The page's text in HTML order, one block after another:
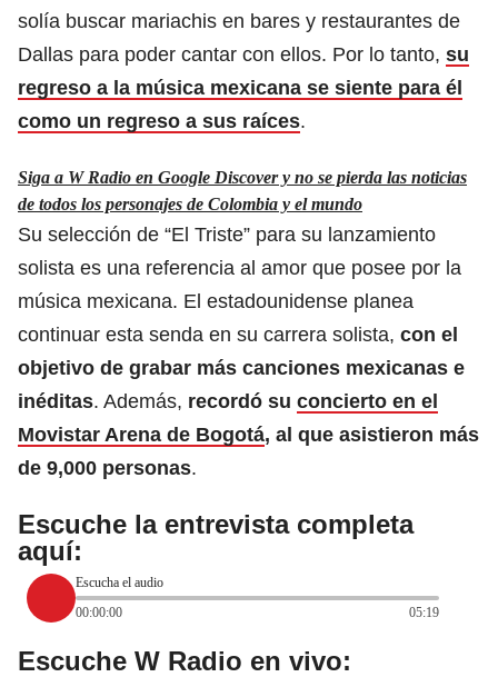
solía buscar mariachis en bares y restaurantes de
Dallas para poder cantar con ellos. Por lo tanto, su
regreso a la música mexicana se siente para él
como un regreso a sus raíces.
Siga a W Radio en Google Discover y no se pierda las noticias
de todos los personajes de Colombia y el mundo
Su selección de “El Triste” para su lanzamiento
solista es una referencia al amor que posee por la
música mexicana. El estadounidense planea
continuar esta senda en su carrera solista, con el
objetivo de grabar más canciones mexicanas e
inéditas. Además, recordó su concierto en el
Movistar Arena de Bogotá, al que asistieron más
de 9,000 personas.
Escuche la entrevista completa
aquí:
Escucha el audio
00:00:00
05:19
Escuche W Radio en vivo: